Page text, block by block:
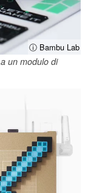
ⓘ Bambu Lab
un modulo di